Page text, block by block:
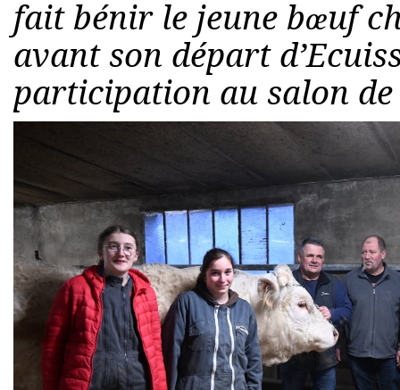
fait bénir le jeune bœuf
avant son départ
participation au salon